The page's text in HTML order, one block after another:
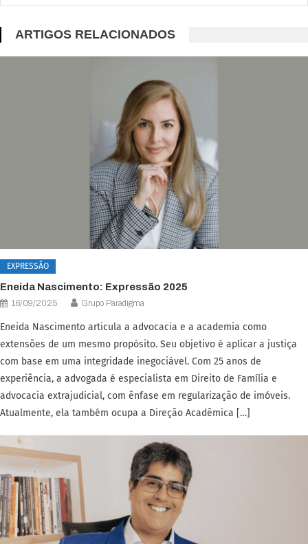
ARTIGOS RELACIONADOS
EXPRESSÃO
Eneida Nascimento: Expressão 2025
16/09/2025 Grupo Paradigma
Eneida Nascimento articula a advocacia e a academia como
extensões de um mesmo propósito. Seu objetivo é aplicar a justiça
com base em uma integridade inegociável. Com 25 anos de
experiência, a advogada é especialista em Direito de Família e
advocacia extrajudicial, com ênfase em regularização de imóveis.
Atualmente, ela também ocupa a Direção Acadêmica […]